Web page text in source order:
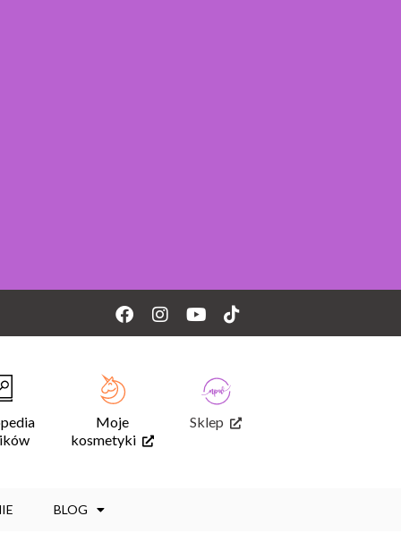
Facebook
Instagram
YoutubeTiktok
Moje
kosmetyki
Sklep
BLOG